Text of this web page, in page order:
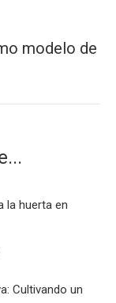
modelo de
la huerta en
Cultivando un